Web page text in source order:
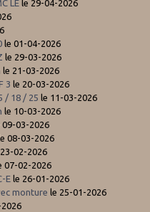
LE le 29-04-2026
le 01-04-2026
le 29-03-2026
le 21-03-2026
3 le 20-03-2026
/ 18 / 25 le 11-03-2026
le 10-03-2026
09-03-2026
le 08-03-2026
23-02-2026
07-02-2026
E le 26-01-2026
monture le 25-01-2026